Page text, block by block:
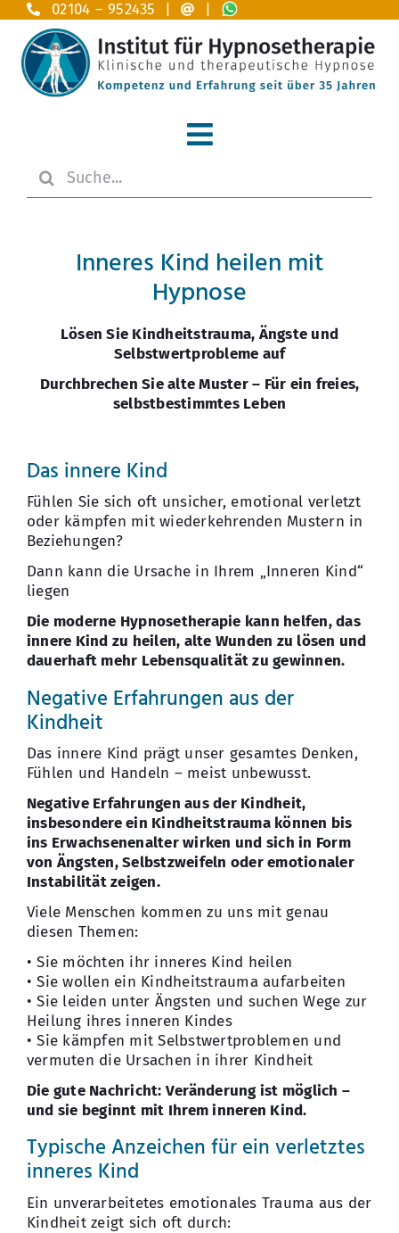
Zum
Inhalt
springen
02104 – 952435 |
Toggle
Home
Anwendungsgebiete A – Z
Das Institut
Ausbildung
Suche
nach:
Inneres Kind heilen mit
Hypnose
Lösen Sie Kindheitstrauma, Ängste und
Selbstwertprobleme auf
Durchbrechen Sie alte Muster – Für ein freies,
selbstbestimmtes Leben
Das innere Kind
Fühlen Sie sich oft unsicher, emotional verletzt
oder kämpfen mit wiederkehrenden Mustern in
Beziehungen?
Dann kann die Ursache in Ihrem „Inneren Kind“
liegen
Die moderne Hypnosetherapie kann helfen, das
innere Kind zu heilen, alte Wunden zu lösen und
dauerhaft mehr Lebensqualität zu gewinnen.
Negative Erfahrungen aus der
Kindheit
Das innere Kind prägt unser gesamtes Denken,
Fühlen und Handeln – meist unbewusst.
Negative Erfahrungen aus der Kindheit,
insbesondere ein Kindheitstrauma können bis
ins Erwachsenenalter wirken und sich in Form
von Ängsten, Selbstzweifeln oder emotionaler
Instabilität zeigen.
Viele Menschen kommen zu uns mit genau
diesen Themen:
• Sie möchten ihr inneres Kind heilen
• Sie wollen ein Kindheitstrauma aufarbeiten
• Sie leiden unter Ängsten und suchen Wege zur
Heilung ihres inneren Kindes
• Sie kämpfen mit Selbstwertproblemen und
vermuten die Ursachen in ihrer Kindheit
Die gute Nachricht: Veränderung ist möglich –
und sie beginnt mit Ihrem inneren Kind.
Typische Anzeichen für ein verletztes
inneres Kind
Ein unverarbeitetes emotionales Trauma aus der
Kindheit zeigt sich oft durch: